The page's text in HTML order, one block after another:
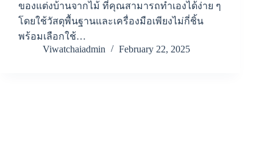
ของแต่งบ้านจากไม้ ที่คุณสามารถทำเองได้ง่าย ๆ
โดยใช้วัสดุพื้นฐานและเครื่องมือเพียงไม่กี่ชิ้น
พร้อมเลือกใช้…
Viwatchaiadmin
February 22, 2025